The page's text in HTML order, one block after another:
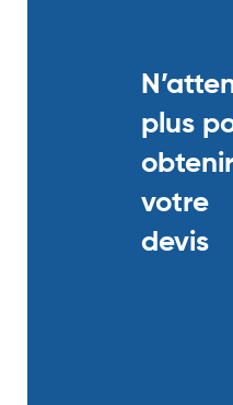
plus
obtenir
votre
devis